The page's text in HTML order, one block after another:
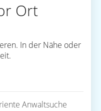
Ort
In der Nähe oder
Anwaltsuche